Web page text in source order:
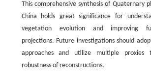
This comprehensive synthesis of Quaternary
China holds great significance for
vegetation evolution and improving
projections. Future investigations should
approaches and utilize multiple proxies
robustness of reconstructions.